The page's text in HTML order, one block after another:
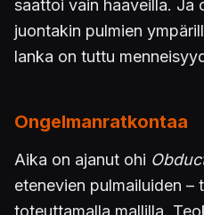
saattoi vain haaveilla. Ja
juontakin pulmien
lanka on tuttu
Ongelmanratkontaa
Aika on ajanut ohi
etenevien pulmailuiden –
toteuttamalla mallilla.